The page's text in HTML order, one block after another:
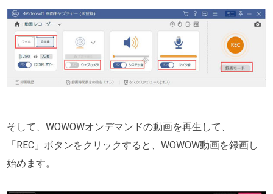
そして、WOWOWオンデマンドの動画を再生して、
「REC」ボタンをクリックすると、WOWOW動画を録画し
始めます。